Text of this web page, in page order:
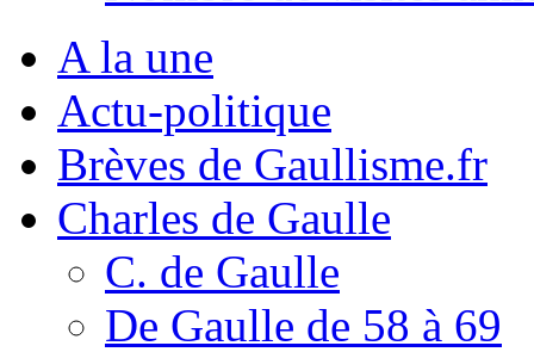
A la une
Actu-politique
Brèves de Gaullisme.fr
Charles de Gaulle
C. de Gaulle
De Gaulle de 58 à 69